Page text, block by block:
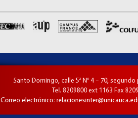
Santo Domingo, calle 5ª Nº 4 – 70,
Tel. 8209800 ext 1163 Fax
Correo electrónico: